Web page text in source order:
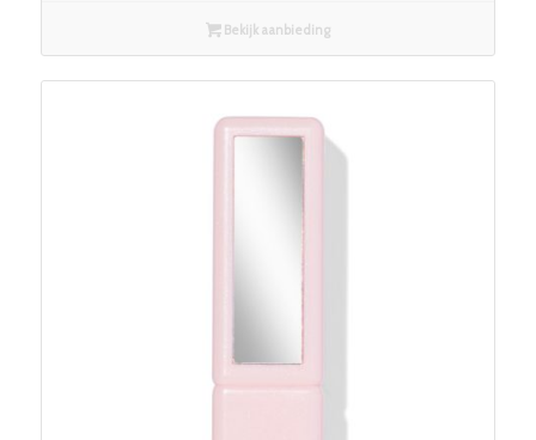
Bekijk aanbieding